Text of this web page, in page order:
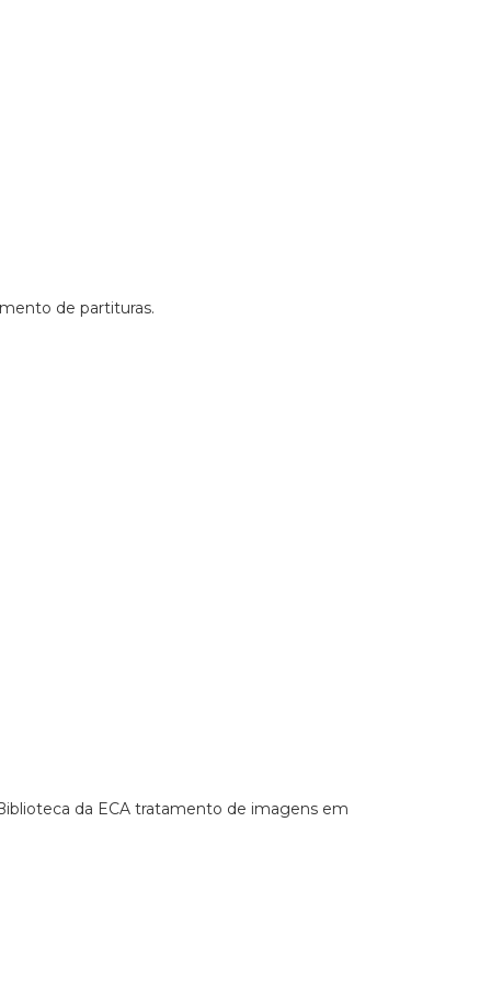
de partituras.
da ECA tratamento de imagens em